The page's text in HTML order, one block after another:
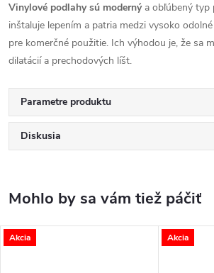
Vinylové podlahy sú modernýa obľúbený typ
inštaluje lepením a patria medzi vysoko
pre komerčné použitie. Ich výhodou je, že sa
dilatácií a prechodových líšt.
Parametre produktu
Diskusia
Akcia Akcia